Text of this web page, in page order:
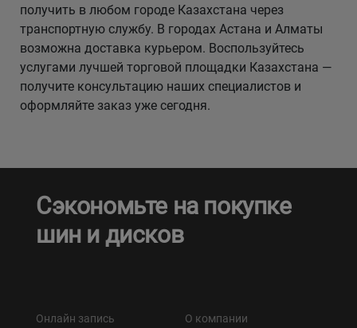
получить в любом городе Казахстана через
транспортную службу. В городах Астана и Алматы
возможна доставка курьером. Воспользуйтесь
услугами лучшей торговой площадки Казахстана —
получите консультацию наших специалистов и
оформляйте заказ уже сегодня.
Сэкономьте на покупке
шин и дисков
Онлайн запись
О компании